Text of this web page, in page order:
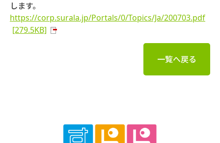
します。
https://corp.surala.jp/Portals/0/Topics/Ja/200703.pdf
[279.5KB]
一覧へ戻る